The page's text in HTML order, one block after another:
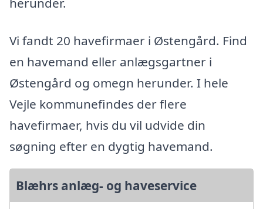
Vi fandt 20 havefirmaer i Østengård. Find
en havemand eller anlægsgartner i
Østengård og omegn herunder. I hele
Vejle kommunefindes der flere
havefirmaer, hvis du vil udvide din
søgning efter en dygtig havemand.
Blæhrs anlæg- og haveservice